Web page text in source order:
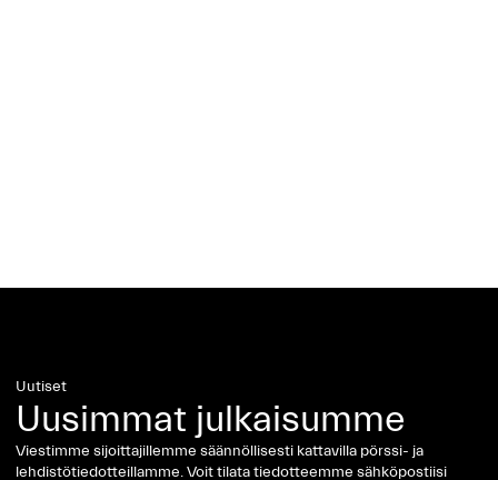
Uutiset
Uusimmat julkaisumme
Viestimme sijoittajillemme säännöllisesti kattavilla pörssi- ja
lehdistötiedotteillamme. Voit tilata tiedotteemme sähköpostiisi